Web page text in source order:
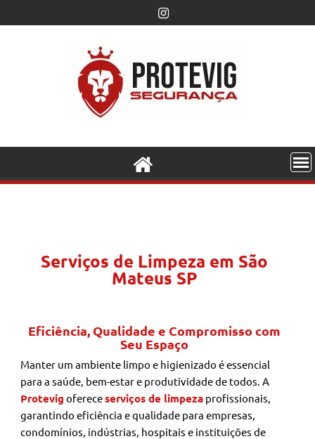
Serviços de Limpeza em São
Mateus SP
Eficiência, Qualidade e Compromisso com
Seu Espaço
Manter um ambiente limpo e higienizado é essencial
para a saúde, bem-estar e produtividade de todos. A
Protevig ofereceserviços de limpeza profissionais,
garantindo eficiência e qualidade para empresas,
condomínios, indústrias, hospitais e instituições de